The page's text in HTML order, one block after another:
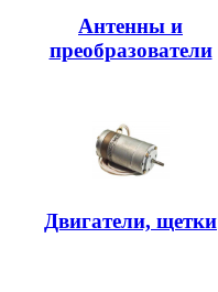
Антенны и
преобразователи
Двигатели, щетки